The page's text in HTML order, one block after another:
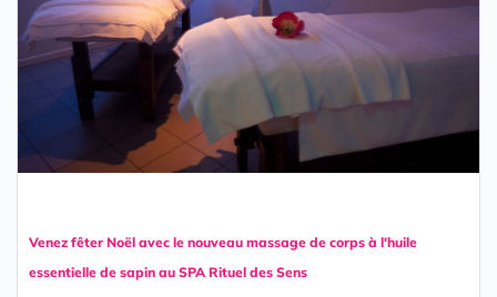
Venez fêter Noël avec le nouveau massage de corps à l'huile
essentielle de sapin au SPA Rituel des Sens